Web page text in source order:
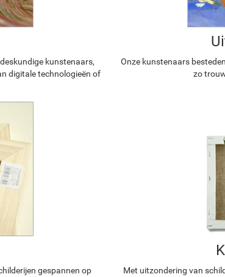
kunstenaars,
digitale technologieën of
Onze kunstenaars
zo
gespannen op
Met uitzondering van